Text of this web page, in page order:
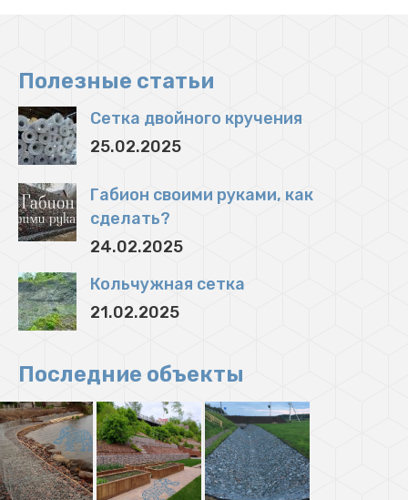
Полезные статьи
Сетка двойного кручения
25.02.2025
Габион своими руками, как
сделать?
24.02.2025
Кольчужная сетка
21.02.2025
Последние объекты